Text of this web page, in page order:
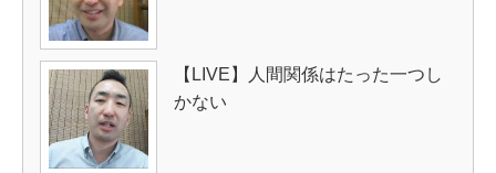
【LIVE】人間関係はたった一つし
かない